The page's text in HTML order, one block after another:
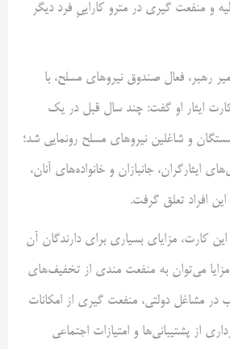
اولیه و منفعت گیری در مترو کاراییِ فرد دیگر
رهبر، فعال صندوق نیروهای مسلح، با
کارت ایثار او گفت: چند سال قبل در یک
و شاغلین نیروهای مسلح رونمایی شد؛
ایثارگران، جانبازان و خانواده‌های آنان،
افراد تعلق گرفت.
کارت، مزایای بسیاری برای دارندگان آن
مزایا می‌توان به منفعت مندی از تخفیف‌های
مشاغل دولتی، منفعت گیری از امکانات
از پشتیبانی‌ها و امتیازات اجتماعی